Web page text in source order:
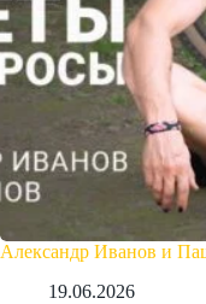
Александр Иванов и
19.06.2026